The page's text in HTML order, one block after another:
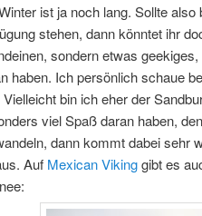
ist ja noch lang. Sollte
stehen, dann könntet ihr
sondern etwas
haben. Ich persönlich schaue
bin ich eher der
viel Spaß daran haben,
dann kommt dabei sehr
Auf Mexican Vikinggibt es